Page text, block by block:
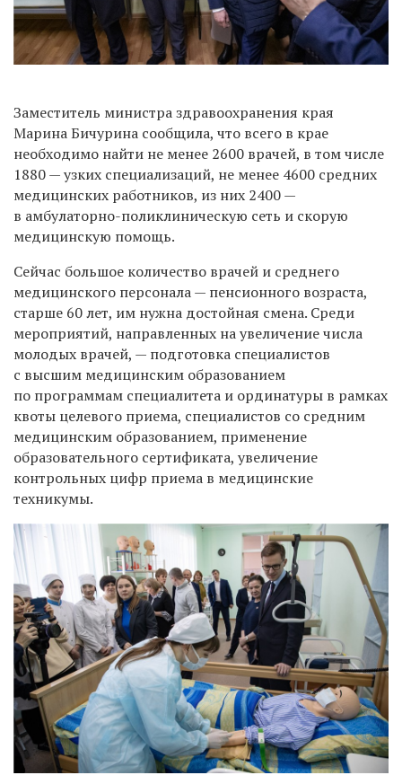
Заместитель министра здравоохранения края
Марина Бичурина сообщила, что всего в крае
необходимо найти не менее 2600 врачей, в том числе
1880 — узких специализаций, не менее 4600 средних
медицинских работников, из них 2400 —
в амбулаторно-поликлиническую сеть и скорую
медицинскую помощь.
Сейчас большое количество врачей и среднего
медицинского персонала — пенсионного возраста,
старше 60 лет, им нужна достойная смена. Среди
мероприятий, направленных на увеличение числа
молодых врачей, — подготовка специалистов
с высшим медицинским образованием
по программам специалитета и ординатуры в рамках
квоты целевого приема, специалистов со средним
медицинским образованием, применение
образовательного сертификата, увеличение
контрольных цифр приема в медицинские
техникумы.